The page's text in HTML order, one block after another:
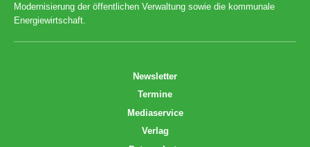
Modernisierung der öffentlichen Verwaltung sowie die kommunale
Energiewirtschaft.
Newsletter
Termine
Mediaservice
Verlag